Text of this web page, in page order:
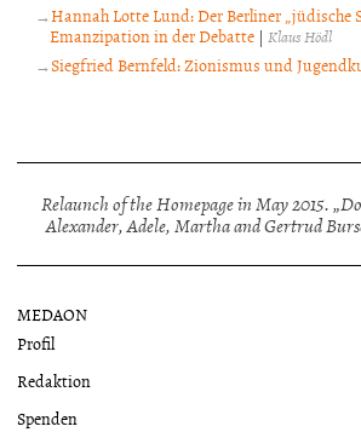
Hannah Lotte Lund: Der Berliner „jüdische
Emanzipation in der Debatte | Klaus Hödl
Siegfried Bernfeld: Zionismus und
Relaunch of the Homepage in May 2015.
Alexander, Adele, Martha and Gertrud
MEDAON
Profil
Redaktion
Spenden